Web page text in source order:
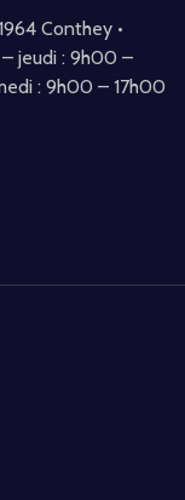
: 9h00 – 17h00